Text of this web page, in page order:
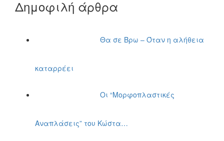
Δημοφιλή άρθρα
Θα σε Βρω – Όταν η αλήθεια
καταρρέει
Οι “Μορφοπλαστικές
Αναπλάσεις” του Κώστα…